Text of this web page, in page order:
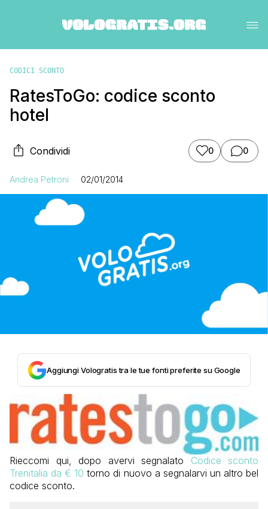
CODICI SCONTO
RatesToGo: codice sconto
hotel
Condividi 0 0
Andrea Petroni 02/01/2014
Aggiungi Vologratis tra le tue fonti preferite su Google
Rieccomi qui, dopo avervi segnalato Codice sconto
Trenitalia da € 10 torno di nuovo a segnalarvi un altro bel
codice sconto.